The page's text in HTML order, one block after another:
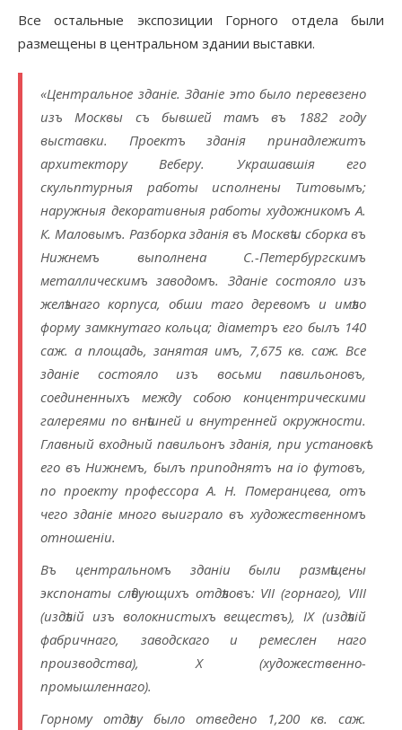
Все остальные экспозиции Горного отдела были
размещены в центральном здании выставки.
«Центральное зданіе. Зданіе это было перевезено
изъ Москвы съ бывшей тамъ въ 1882 году
выставки. Проектъ зданія принадлежитъ
архитектору Веберу. Украшавшія его
скульптурныя работы исполнены Титовымъ;
наружныя декоративныя работы художникомъ А.
К. Маловымъ. Разборка зданія въ Москвѣ и сборка въ
Нижнемъ выполнена С.-Петербургскимъ
металлическимъ заводомъ. Зданіе состояло изъ
желѣзнаго корпуса, обши таго деревомъ и имѣло
форму замкнутаго кольца; діаметръ его былъ 140
саж. а площадь, занятая имъ, 7,675 кв. саж. Все
зданіе состояло изъ восьми павильоновъ,
соединенныхъ между собою концентрическими
галереями по внѣшней и внутренней окружности.
Главный входный павильонъ зданія, при установкѣ
его въ Нижнемъ, былъ приподнятъ на іо футовъ,
по проекту профессора А. Н. Померанцева, отъ
чего зданіе много выиграло въ художественномъ
отношеніи.
Въ центральномъ зданіи были размѣщены
экспонаты слѣдующихъ отдѣловъ: VII (горнаго), VIII
(издѣлій изъ волокнистыхъ веществъ), IX (издѣлій
фабричнаго, заводскаго и ремеслен наго
производства), X (художественно-
промышленнаго).
Горному отдѣлу было отведено 1,200 кв. саж.